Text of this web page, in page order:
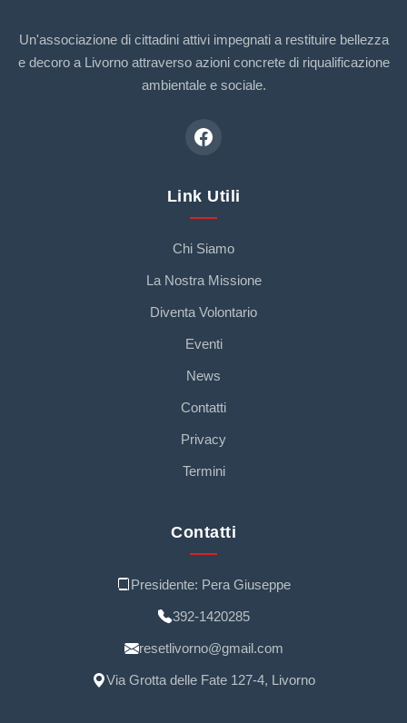
Un'associazione di cittadini attivi impegnati a restituire bellezza
e decoro a Livorno attraverso azioni concrete di riqualificazione
ambientale e sociale.
Link Utili
Chi Siamo
La Nostra Missione
Diventa Volontario
Eventi
News
Contatti
Privacy
Termini
Contatti
Presidente: Pera Giuseppe
392-1420285
resetlivorno@gmail.com
Via Grotta delle Fate 127-4, Livorno